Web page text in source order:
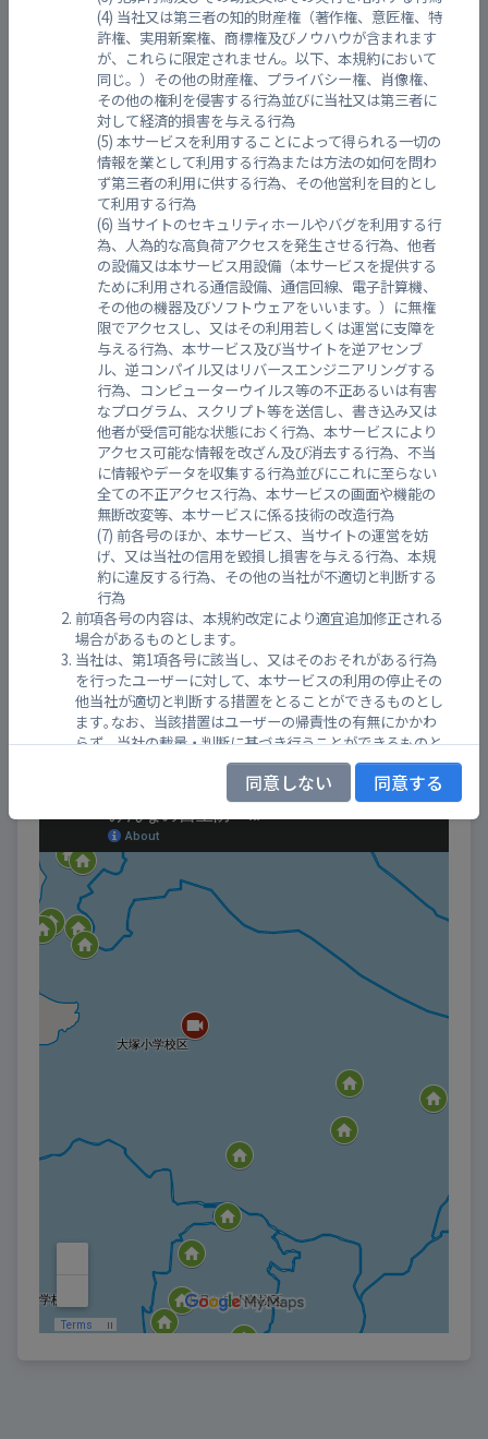
当社又は第三者の知的財産権（著作権、意匠権、特
許権、実用新案権、商標権及びノウハウが含まれます
が、これらに限定されません。以下、本規約において
同じ。）その他の財産権、プライバシー権、肖像権、
その他の権利を侵害する行為並びに当社又は第三者に
対して経済的損害を与える行為
本サービスを利用することによって得られる一切の
情報を業として利用する行為または方法の如何を問わ
ず第三者の利用に供する行為、その他営利を目的とし
て利用する行為
当サイトのセキュリティホールやバグを利用する行
為、人為的な高負荷アクセスを発生させる行為、他者
の設備又は本サービス用設備（本サービスを提供する
ために利用される通信設備、通信回線、電子計算機、
その他の機器及びソフトウェアをいいます。）に無権
限でアクセスし、又はその利用若しくは運営に支障を
与える行為、本サービス及び当サイトを逆アセンブ
ル、逆コンパイル又はリバースエンジニアリングする
行為、コンピューターウイルス等の不正あるいは有害
なプログラム、スクリプト等を送信し、書き込み又は
他者が受信可能な状態におく行為、本サービスにより
アクセス可能な情報を改ざん及び消去する行為、不当
に情報やデータを収集する行為並びにこれに至らない
全ての不正アクセス行為、本サービスの画面や機能の
無断改変等、本サービスに係る技術の改造行為
前各号のほか、本サービス、当サイトの運営を妨
げ、又は当社の信用を毀損し損害を与える行為、本規
約に違反する行為、その他の当社が不適切と判断する
行為
前項各号の内容は、本規約改定により適宜追加修正される
場合があるものとします。
当社は、第1項各号に該当し、又はそのおそれがある行為
を行ったユーザーに対して、本サービスの利用の停止その
他当社が適切と判断する措置をとることができるものとし
ます｡なお、当該措置はユーザーの帰責性の有無にかかわ
らず、当社の裁量・判断に基づき行うことができるものと
し、当該措置を行った理由については､その如何を問わず
当該ユーザーに対して回答する義務を負わないものとしま
当社は、前項の措置に起因してユーザーに生じた損害につ
いては､一切の責任を負わないものとします｡
第９条 （自己責任の原則）
ユーザーは、本サービスの利用に伴い、第三者に対して損
害を与えた場合、又は第三者からクレーム等の請求がなさ
れた場合、自己の責任と費用をもって処理、解決するもの
とし、当社は一切の責任を負わないものとします。ユーザ
ーが本サービスの利用に伴い、第三者から損害を被った場
合、又は第三者に対してクレーム等の請求を行う場合にお
いても同様とします。
ユーザーは、本サービスの利用に関して、故意又は過失に
より当社に損害を与えた場合、当社に対して、当該損害の
当社は、以下の各号のいずれかに該当し、緊急やむを得な
い場合には、ユーザーへの事前の通知又は承諾を要するこ
となく、本サービスの提供を一時中断することができるも
本サービスのシステム、ネットワークの修正、保守
等を行う場合
天災地変、戦争、暴動、騒乱、労働争議、公権力に
よる命令・処分、コンピューターウイルス等を含むサ
イバーテロ、法令の制定・改廃その他の不可抗力によ
同意しない 同意する
西山本川 山本町6丁目
31秒前 (2026年08月09日(日) 03:03)
伴西五丁目
受信：13分前(2026年08月09日(日) 02:50)
各施設の位置